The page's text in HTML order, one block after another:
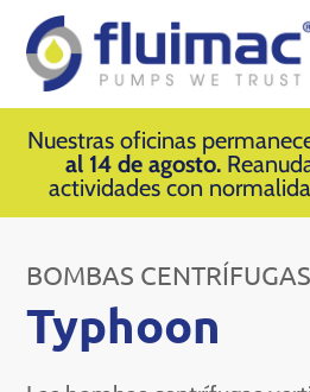
Nuestras oficinas
al 14 de agosto.
actividades con
BOMBAS
Typhoon